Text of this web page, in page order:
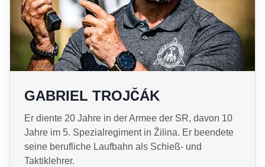
GABRIEL TROJČÁK
Er diente 20 Jahre in der Armee der SR, davon 10
Jahre im 5. Spezialregiment in Žilina. Er beendete
seine berufliche Laufbahn als Schieß- und
Taktiklehrer.